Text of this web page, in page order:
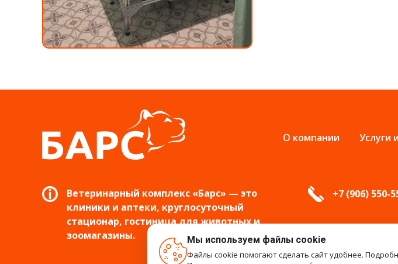
О компании Услуги
Ветеринарный комплекс «Барс» — это
клиники и аптеки, круглосуточный
стационар, гостиница для животных и
зоомагазины.
+7 (906) 550-
Мы используем файлы cookie
Файлы cookie помогают сделать сайт удобнее.